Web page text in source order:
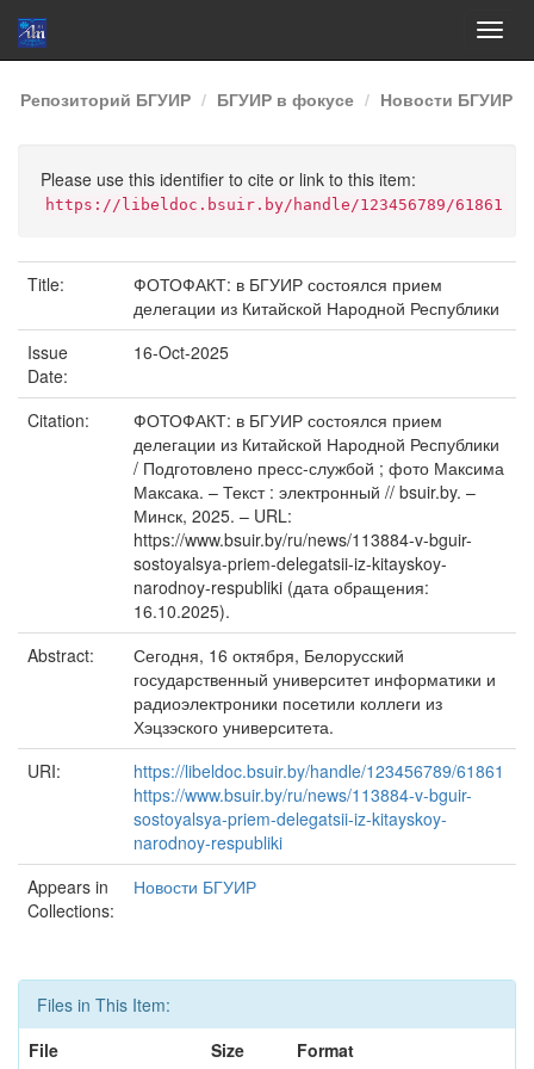
Skip
navigation
Репозиторий БГУИР БГУИР в фокусе Новости БГУИР
Please use this identifier to cite or link to this item:
https://libeldoc.bsuir.by/handle/123456789/61861
Title:
ФОТОФАКТ: в БГУИР состоялся прием
делегации из Китайской Народной Республики
Issue
Date:
16-Oct-2025
Citation:
ФОТОФАКТ: в БГУИР состоялся прием
делегации из Китайской Народной Республики
/ Подготовлено пресс-службой ; фото Максима
Максака. – Текст : электронный // bsuir.by. –
Минск, 2025. – URL:
https://www.bsuir.by/ru/news/113884-v-bguir-
sostoyalsya-priem-delegatsii-iz-kitayskoy-
narodnoy-respubliki (дата обращения:
16.10.2025).
Abstract:
Сегодня, 16 октября, Белорусский
государственный университет информатики и
радиоэлектроники посетили коллеги из
Хэцзэского университета.
URI:
https://libeldoc.bsuir.by/handle/123456789/61861
https://www.bsuir.by/ru/news/113884-v-bguir-
sostoyalsya-priem-delegatsii-iz-kitayskoy-
narodnoy-respubliki
Appears in
Collections:
Новости БГУИР
Files in This Item:
File
Size Format